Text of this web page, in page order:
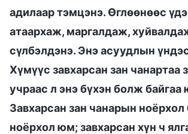
адилаар тэмцэнэ. Өглөөнөөс
атаархаж, маргалдаж,
сүлбэлдэнэ. Энэ асуудлын
Хүмүүс завхарсан зан чанартаа
учраас л энэ бүхэн болж байгаа
Завхарсан зан чанарын
ноёрхол юм; завхарсан хүн ч